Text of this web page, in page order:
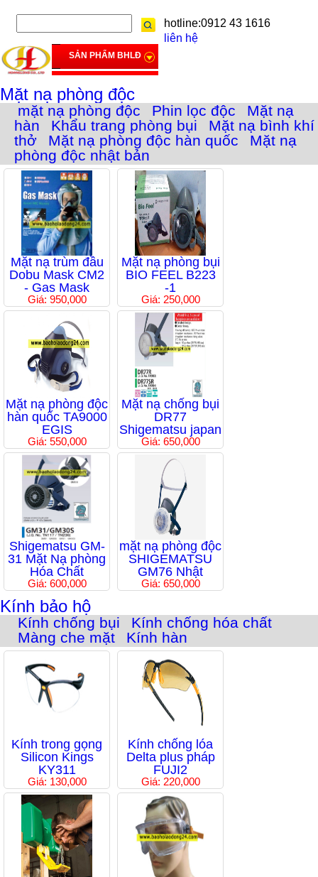
hotline:0912 43 1616
liên hệ
SẢN PHẨM BHLĐ
Mặt nạ phòng độc
mặt nạ phòng độc Phin lọc độc
Mặt nạ
hàn
Khẩu trang phòng bụi
Mặt nạ bình khí
thở
Mặt nạ phòng độc hàn quốc
Mặt nạ
phòng độc nhật bản
Mặt nạ trùm đầu
Dobu Mask CM2
- Gas Mask
Giá: 950,000
Mặt nạ phòng bụi
BIO FEEL B223
-1
Giá: 250,000
Mặt nạ phòng độc
hàn quốc TA9000
EGIS
Giá: 550,000
Mặt nạ chống bụi
DR77
Shigematsu japan
Giá: 650,000
Shigematsu GM-
31 Mặt Nạ phòng
Hóa Chất
Giá: 600,000
mặt nạ phòng độc
SHIGEMATSU
GM76 Nhật
Giá: 650,000
Kính bảo hộ
Kính chống bụi
Kính chống hóa chất
Màng che mặt
Kính hàn
Kính trong gọng
Silicon Kings
KY311
Giá: 130,000
Kính chống lóa
Delta plus pháp
FUJI2
Giá: 220,000